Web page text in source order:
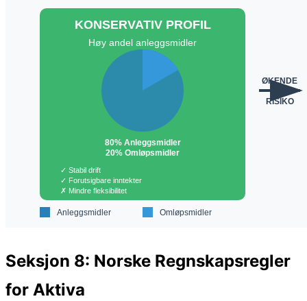
Seksjon 8: Norske Regnskapsregler
for Aktiva